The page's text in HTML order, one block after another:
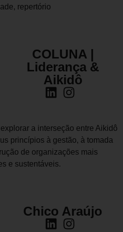
repertório
COLUNA |
Liderança &
Aikidô
a interseção entre Aikidô
princípios à gestão, à tomada
de organizações mais
e sustentáveis.
Chico Araújo